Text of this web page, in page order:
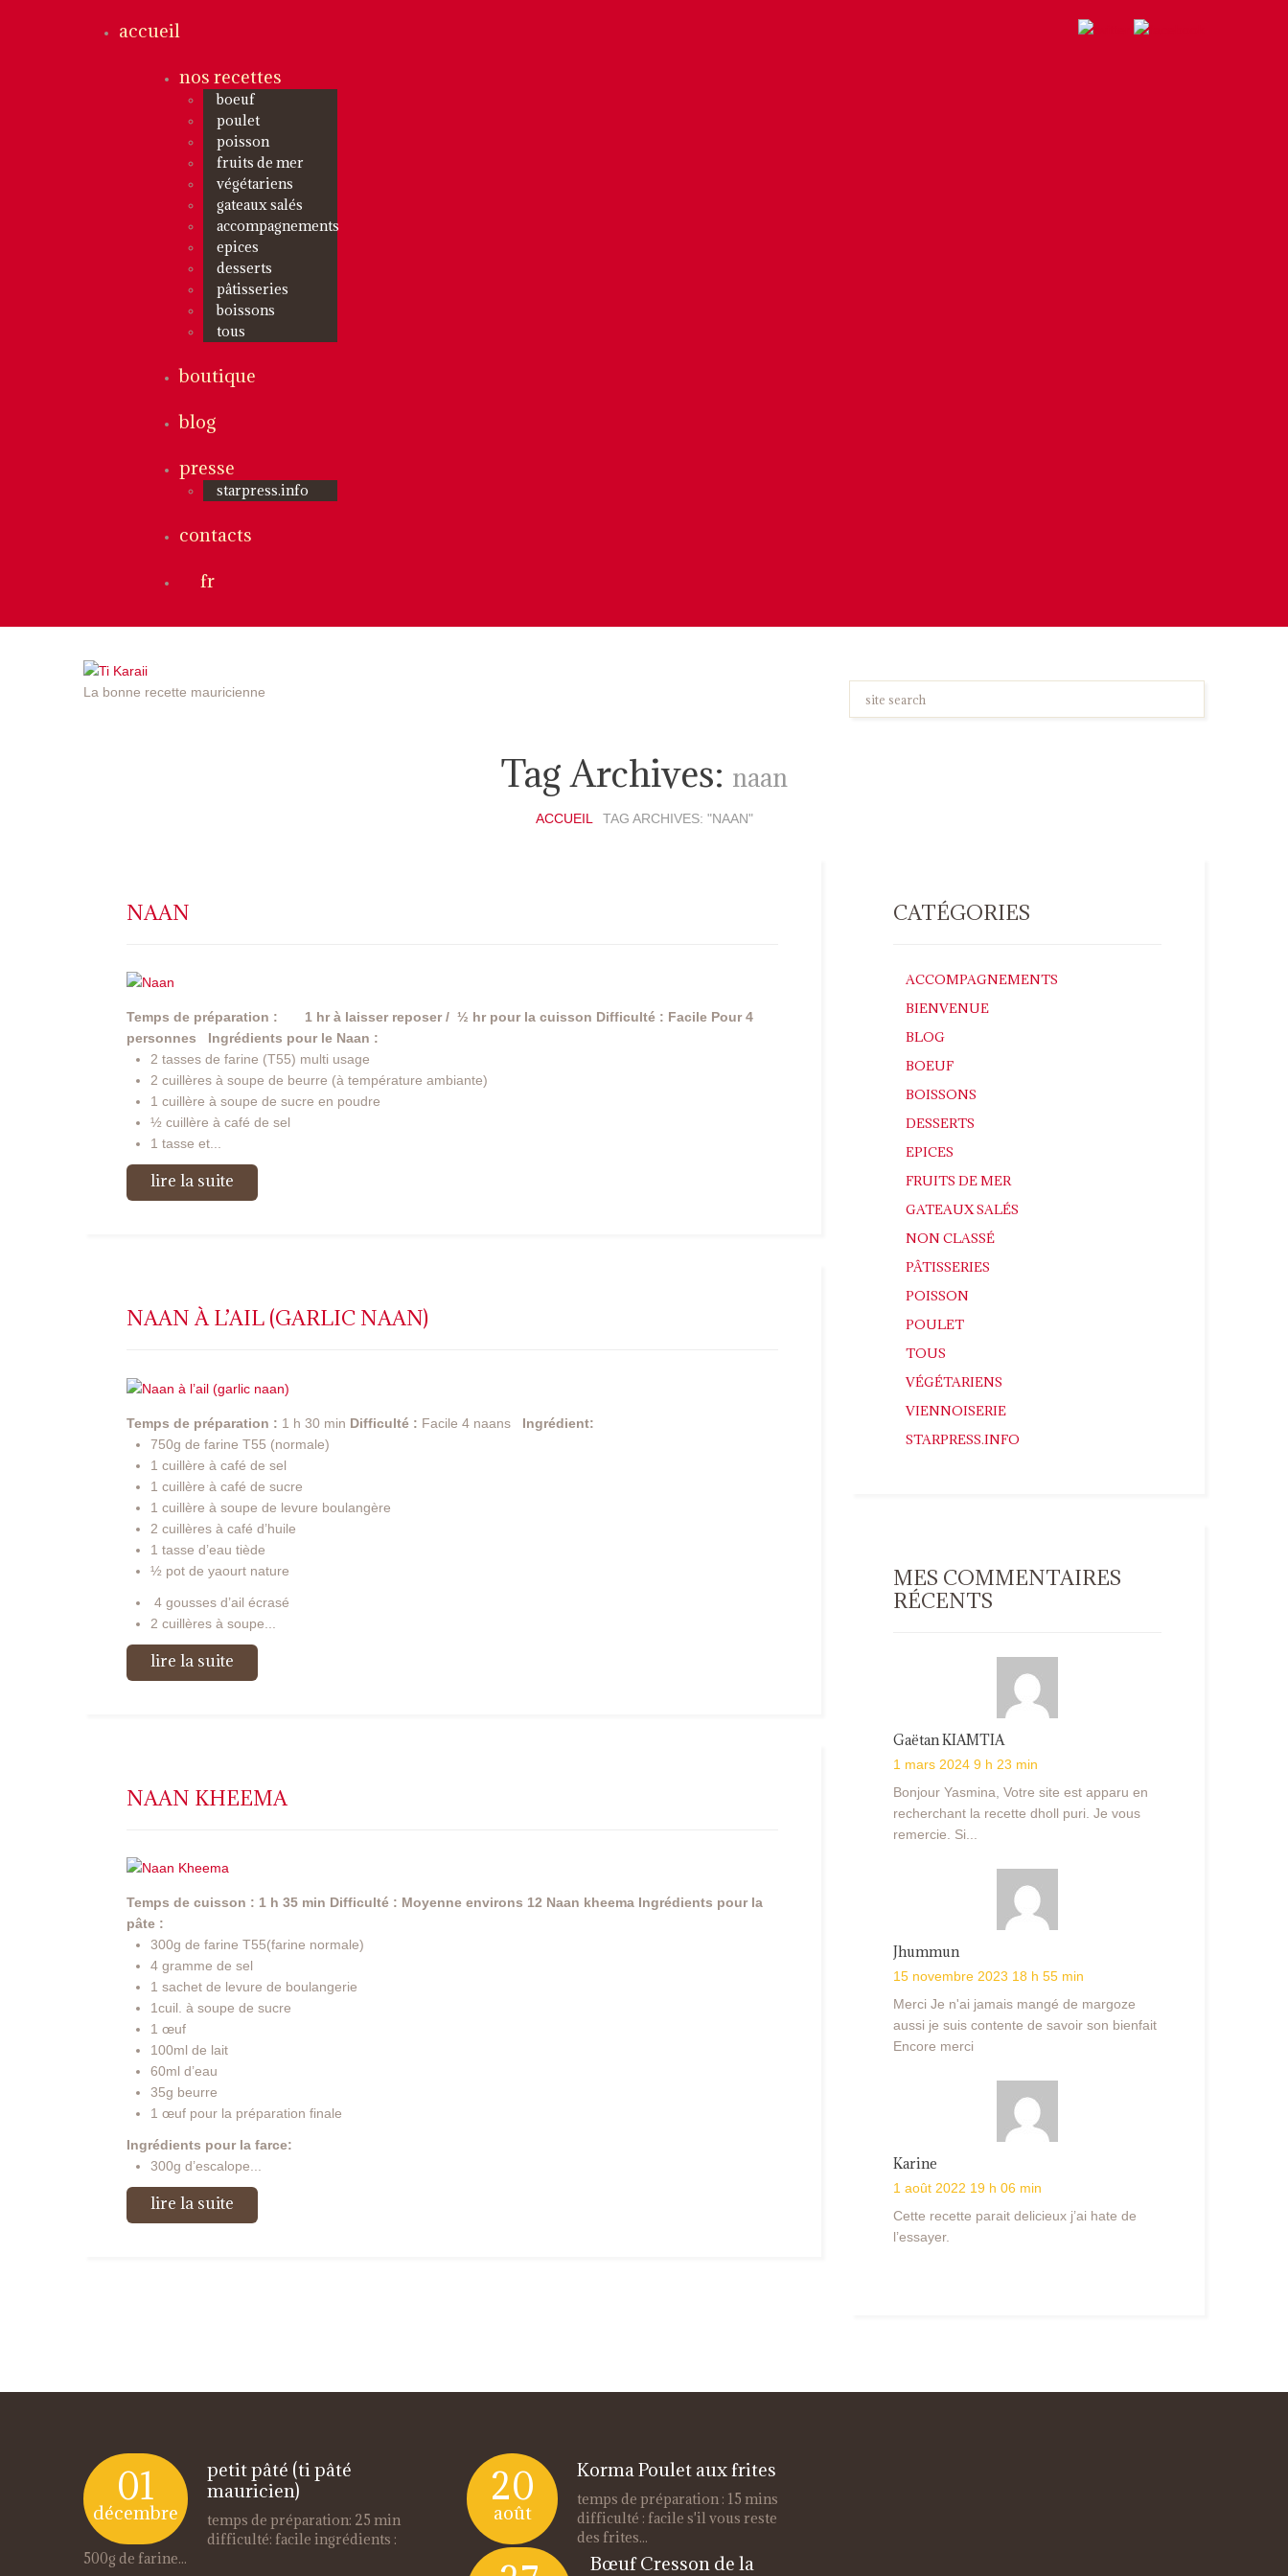
accueil
nos recettes
boeuf
poulet
poisson
fruits de mer
végétariens
gateaux salés
accompagnements
epices
desserts
pâtisseries
boissons
tous
boutique
blog
presse
starpress.info
contacts
fr
La bonne recette mauricienne
Tag Archives: naan
ACCUEIL TAG ARCHIVES: "NAAN"
NAAN
Temps de préparation : 1 hr à laisser reposer / ½ hr pour la cuisson Difficulté : Facile Pour 4
personnes
Ingrédients pour le Naan :
2 tasses de farine (T55) multi usage
2 cuillères à soupe de beurre (à température ambiante)
1 cuillère à soupe de sucre en poudre
½ cuillère à café de sel
1 tasse et...
lire la suite
NAAN À L’AIL (GARLIC NAAN)
Temps de préparation : 1 h 30 min Difficulté : Facile 4 naans
Ingrédient:
750g de farine T55 (normale)
1 cuillère à café de sel
1 cuillère à café de sucre
1 cuillère à soupe de levure boulangère
2 cuillères à café d’huile
1 tasse d’eau tiède
½ pot de yaourt nature
4 gousses d’ail écrasé
2 cuillères à soupe...
lire la suite
NAAN KHEEMA
Temps de cuisson : 1 h 35 min Difficulté : Moyenne environs 12 Naan kheema Ingrédients pour la
pâte :
300g de farine T55(farine normale)
4 gramme de sel
1 sachet de levure de boulangerie
1cuil. à soupe de sucre
1 œuf
100ml de lait
60ml d’eau
35g beurre
1 œuf pour la préparation finale
Ingrédients pour la farce:
300g d’escalope...
lire la suite
CATÉGORIES
ACCOMPAGNEMENTS
BIENVENUE
BLOG
BOEUF
BOISSONS
DESSERTS
EPICES
FRUITS DE MER
GATEAUX SALÉS
NON CLASSÉ
PÂTISSERIES
POISSON
POULET
TOUS
VÉGÉTARIENS
VIENNOISERIE
STARPRESS.INFO
MES COMMENTAIRES
RÉCENTS
Gaëtan KIAMTIA
1 mars 2024 9 h 23 min
Bonjour Yasmina, Votre site est apparu en
recherchant la recette dholl puri. Je vous
remercie. Si...
Jhummun
15 novembre 2023 18 h 55 min
Merci Je n'ai jamais mangé de margoze
aussi je suis contente de savoir son bienfait
Encore merci
Karine
1 août 2022 19 h 06 min
Cette recette parait delicieux j’ai hate de
l’essayer.
01
décembre
petit pâté (ti pâté
mauricien)
temps de préparation: 25 min
difficulté: facile ingrédients :
500g de farine...
20
août
Korma Poulet aux frites
temps de préparation : 15 mins
difficulté : facile s'il vous reste
des frites...
Bœuf Cresson de la